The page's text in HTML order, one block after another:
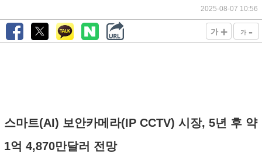
2025-08-07 10:56
가 + 가 -
스마트(AI) 보안카메라(IP CCTV) 시장, 5년 후 약
1억 4,870만달러 전망